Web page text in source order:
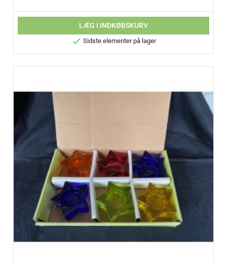
LÆG I INDKØBSKURV
 Sidste elementer på lager